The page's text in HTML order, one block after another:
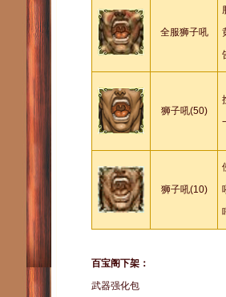
全服狮子吼
狮子吼(50)
狮子吼(10)
百宝阁下架：
武器强化包